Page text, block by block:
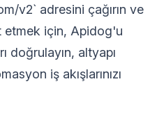
v2` adresini çağırın ve
etmek için, Apidog'u
doğrulayın, altyapı
iş akışlarınızı